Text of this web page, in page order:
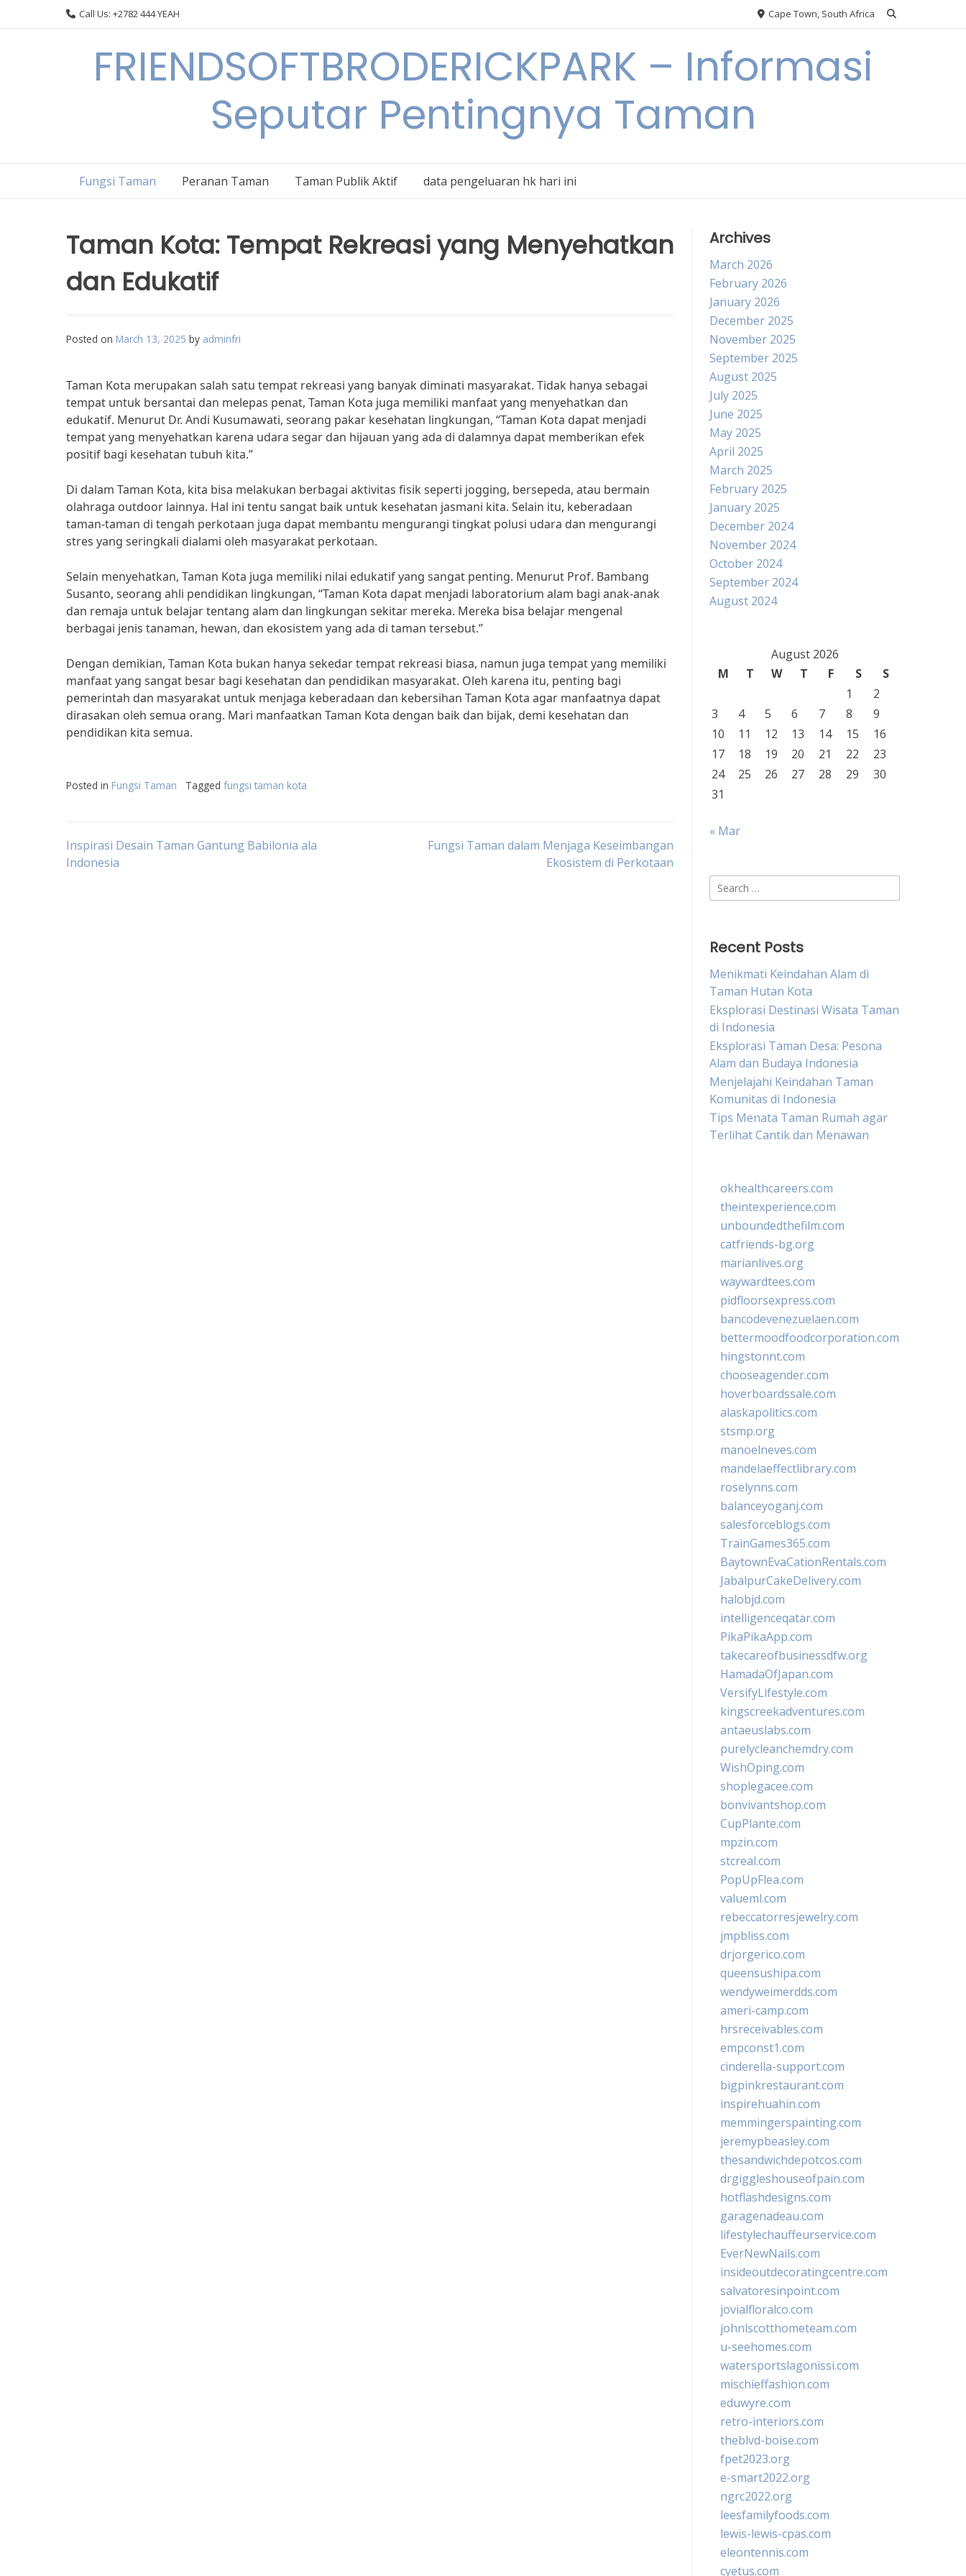
Call Us: +2782 444 YEAH Cape Town, South Africa
FRIENDSOFTBRODERICKPARK – Informasi
Seputar Pentingnya Taman
Fungsi Taman Peranan Taman Taman Publik Aktif data pengeluaran hk hari ini
Taman Kota: Tempat Rekreasi yang Menyehatkan
dan Edukatif
Posted on March 13, 2025 by adminfri
Taman Kota merupakan salah satu tempat rekreasi yang banyak diminati masyarakat. Tidak hanya sebagai
tempat untuk bersantai dan melepas penat, Taman Kota juga memiliki manfaat yang menyehatkan dan
edukatif. Menurut Dr. Andi Kusumawati, seorang pakar kesehatan lingkungan, “Taman Kota dapat menjadi
tempat yang menyehatkan karena udara segar dan hijauan yang ada di dalamnya dapat memberikan efek
positif bagi kesehatan tubuh kita.”
Di dalam Taman Kota, kita bisa melakukan berbagai aktivitas fisik seperti jogging, bersepeda, atau bermain
olahraga outdoor lainnya. Hal ini tentu sangat baik untuk kesehatan jasmani kita. Selain itu, keberadaan
taman-taman di tengah perkotaan juga dapat membantu mengurangi tingkat polusi udara dan mengurangi
stres yang seringkali dialami oleh masyarakat perkotaan.
Selain menyehatkan, Taman Kota juga memiliki nilai edukatif yang sangat penting. Menurut Prof. Bambang
Susanto, seorang ahli pendidikan lingkungan, “Taman Kota dapat menjadi laboratorium alam bagi anak-anak
dan remaja untuk belajar tentang alam dan lingkungan sekitar mereka. Mereka bisa belajar mengenal
berbagai jenis tanaman, hewan, dan ekosistem yang ada di taman tersebut.”
Dengan demikian, Taman Kota bukan hanya sekedar tempat rekreasi biasa, namun juga tempat yang memiliki
manfaat yang sangat besar bagi kesehatan dan pendidikan masyarakat. Oleh karena itu, penting bagi
pemerintah dan masyarakat untuk menjaga keberadaan dan kebersihan Taman Kota agar manfaatnya dapat
dirasakan oleh semua orang. Mari manfaatkan Taman Kota dengan baik dan bijak, demi kesehatan dan
pendidikan kita semua.
Posted in Fungsi Taman Tagged fungsi taman kota
Post
Inspirasi Desain Taman Gantung Babilonia ala
Indonesia
Fungsi Taman dalam Menjaga Keseimbangan
Ekosistem di Perkotaan
Archives
March 2026
February 2026
January 2026
December 2025
November 2025
September 2025
August 2025
July 2025
June 2025
May 2025
April 2025
March 2025
February 2025
January 2025
December 2024
November 2024
October 2024
September 2024
August 2024
August 2026
M
T W T F S
S
1
2
3
4 5 6 7 8
9
10
11 12 13 14 15
16
17
18 19 20 21 22
23
24
25 26 27 28 29
30
31
« Mar
Search
for:
Recent Posts
Menikmati Keindahan Alam di
Taman Hutan Kota
Eksplorasi Destinasi Wisata Taman
di Indonesia
Eksplorasi Taman Desa: Pesona
Alam dan Budaya Indonesia
Menjelajahi Keindahan Taman
Komunitas di Indonesia
Tips Menata Taman Rumah agar
Terlihat Cantik dan Menawan
okhealthcareers.com
theintexperience.com
unboundedthefilm.com
catfriends-bg.org
marianlives.org
waywardtees.com
pidfloorsexpress.com
bancodevenezuelaen.com
bettermoodfoodcorporation.com
hingstonnt.com
chooseagender.com
hoverboardssale.com
alaskapolitics.com
stsmp.org
manoelneves.com
mandelaeffectlibrary.com
roselynns.com
balanceyoganj.com
salesforceblogs.com
TrainGames365.com
BaytownEvaCationRentals.com
JabalpurCakeDelivery.com
halobjd.com
intelligenceqatar.com
PikaPikaApp.com
takecareofbusinessdfw.org
HamadaOfJapan.com
VersifyLifestyle.com
kingscreekadventures.com
antaeuslabs.com
purelycleanchemdry.com
WishOping.com
shoplegacee.com
bonvivantshop.com
CupPlante.com
mpzin.com
stcreal.com
PopUpFlea.com
valueml.com
rebeccatorresjewelry.com
jmpbliss.com
drjorgerico.com
queensushipa.com
wendyweimerdds.com
ameri-camp.com
hrsreceivables.com
empconst1.com
cinderella-support.com
bigpinkrestaurant.com
inspirehuahin.com
memmingerspainting.com
jeremypbeasley.com
thesandwichdepotcos.com
drgiggleshouseofpain.com
hotflashdesigns.com
garagenadeau.com
lifestylechauffeurservice.com
EverNewNails.com
insideoutdecoratingcentre.com
salvatoresinpoint.com
jovialfloralco.com
johnlscotthometeam.com
u-seehomes.com
watersportslagonissi.com
mischieffashion.com
eduwyre.com
retro-interiors.com
theblvd-boise.com
fpet2023.org
e-smart2022.org
ngrc2022.org
leesfamilyfoods.com
lewis-lewis-cpas.com
eleontennis.com
cyetus.com